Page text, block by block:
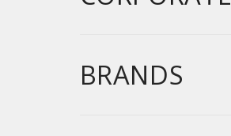
BRANDS